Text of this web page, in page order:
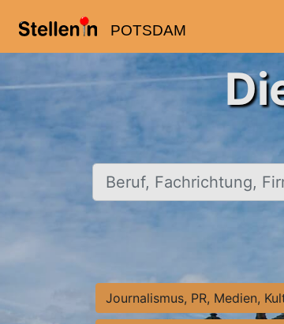
POTSDAM
Beruf, Fachrichtung, Firma
Journalismus, PR, Medien,